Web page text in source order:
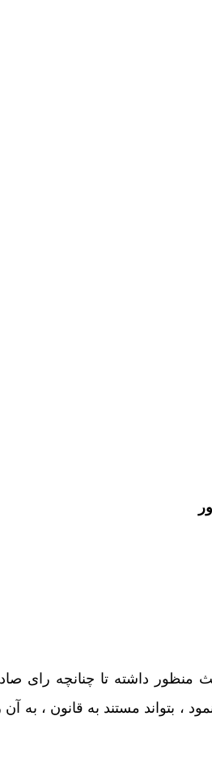
منظور داشته تا چنانچه رای
، بتواند مستند به قانون ، به